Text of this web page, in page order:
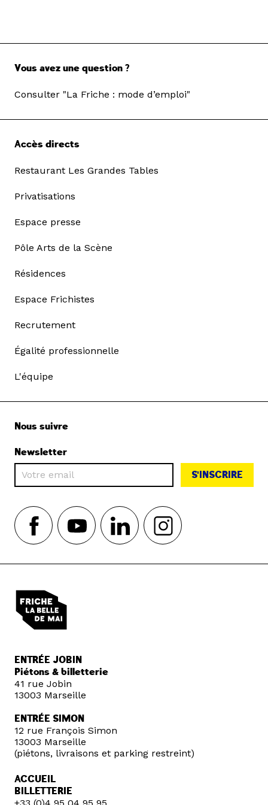
Vous avez une question ?
Consulter "La Friche : mode d’emploi"
Accès directs
Restaurant Les Grandes Tables
Privatisations
Espace presse
Pôle Arts de la Scène
Résidences
Espace Frichistes
Recrutement
Égalité professionnelle
L'équipe
Nous suivre
Newsletter
S'INSCRIRE
ENTRÉE JOBIN
Piétons & billetterie
41 rue Jobin
13003 Marseille
ENTRÉE SIMON
12 rue François Simon
13003 Marseille
(piétons, livraisons et parking restreint)
ACCUEIL
BILLETTERIE